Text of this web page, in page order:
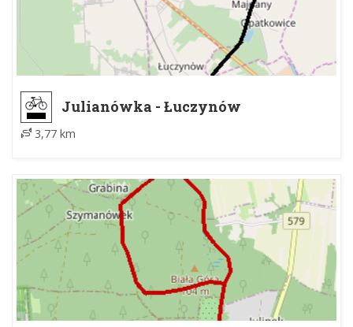
Julianówka - Łuczynów
3,77 km